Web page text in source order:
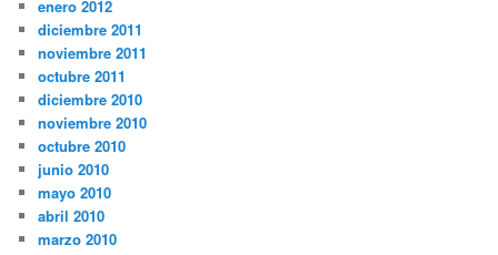
enero 2012
diciembre 2011
noviembre 2011
octubre 2011
diciembre 2010
noviembre 2010
octubre 2010
junio 2010
mayo 2010
abril 2010
marzo 2010